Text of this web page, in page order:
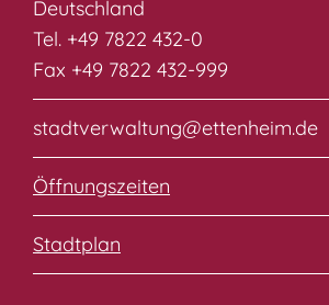
Deutschland
Tel. +49 7822 432-0
Fax +49 7822 432-999
stadtverwaltung@ettenheim.de
Öffnungszeiten
Stadtplan